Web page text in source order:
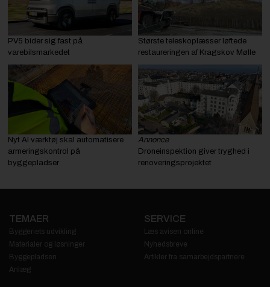
PV5 bider sig fast på
varebilsmarkedet
Største teleskoplæsser løftede
restaureringen af Kragskov Mølle
Nyt AI værktøj skal automatisere
armeringskontrol på
byggepladser
Annonce
Droneinspektion giver tryghed i
renoveringsprojektet
TEMAER
Byggeriets udvikling
Materialer og løsninger
Byggepladsen
Anlæg
SERVICE
Læs avisen online
Nyhedsbreve
Artikler fra samarbejdspartnere